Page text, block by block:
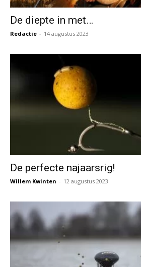
De diepte in met…
Redactie - 14 augustus 2023
De perfecte najaarsrig!
Willem Kwinten - 12 augustus 2023